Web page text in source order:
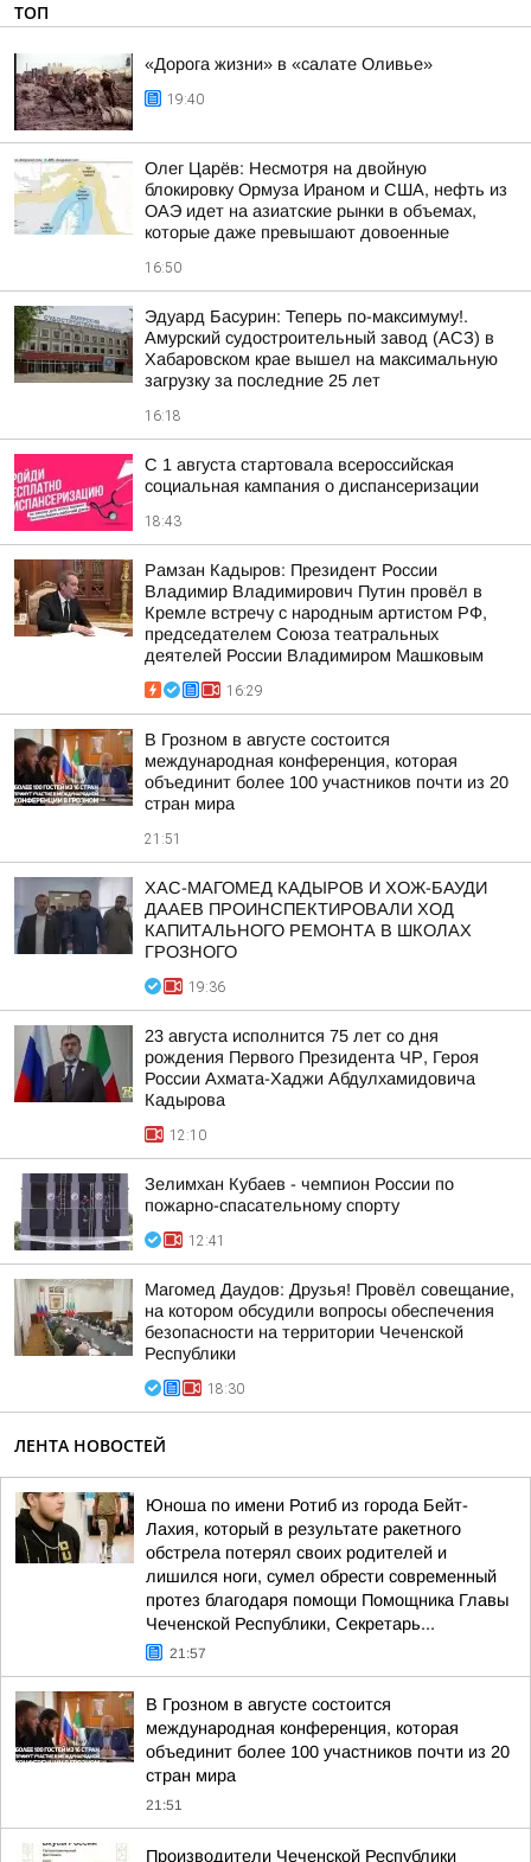
ТОП
«Дорога жизни» в «салате Оливье»
19:40
Олег Царёв: Несмотря на двойную
блокировку Ормуза Ираном и США, нефть из
ОАЭ идет на азиатские рынки в объемах,
которые даже превышают довоенные
16:50
Эдуард Басурин: Теперь по-максимуму!.
Амурский судостроительный завод (АСЗ) в
Хабаровском крае вышел на максимальную
загрузку за последние 25 лет
16:18
С 1 августа стартовала всероссийская
социальная кампания о диспансеризации
18:43
Рамзан Кадыров: Президент России
Владимир Владимирович Путин провёл в
Кремле встречу с народным артистом РФ,
председателем Союза театральных
деятелей России Владимиром Машковым
16:29
В Грозном в августе состоится
международная конференция, которая
объединит более 100 участников почти из 20
стран мира
21:51
ХАС-МАГОМЕД КАДЫРОВ И ХОЖ-БАУДИ
ДААЕВ ПРОИНСПЕКТИРОВАЛИ ХОД
КАПИТАЛЬНОГО РЕМОНТА В ШКОЛАХ
ГРОЗНОГО
19:36
23 августа исполнится 75 лет со дня
рождения Первого Президента ЧР, Героя
России Ахмата-Хаджи Абдулхамидовича
Кадырова
12:10
Зелимхан Кубаев - чемпион России по
пожарно-спасательному спорту
12:41
Магомед Даудов: Друзья! Провёл совещание,
на котором обсудили вопросы обеспечения
безопасности на территории Чеченской
Республики
18:30
ЛЕНТА НОВОСТЕЙ
Юноша по имени Ротиб из города Бейт-
Лахия, который в результате ракетного
обстрела потерял своих родителей и
лишился ноги, сумел обрести современный
протез благодаря помощи Помощника Главы
Чеченской Республики, Секретарь...
21:57
В Грозном в августе состоится
международная конференция, которая
объединит более 100 участников почти из 20
стран мира
21:51
Производители Чеченской Республики